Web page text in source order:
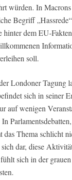
würden. In Macrons
Begriff
hinter dem EU-
soll.
Londoner Tagung
sich in seiner
auf wenigen
das Thema schlicht
dar, diese
sich in der